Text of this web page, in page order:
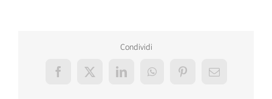
Condividi
Facebook
X LinkedInWhatsAppPinterestEmail